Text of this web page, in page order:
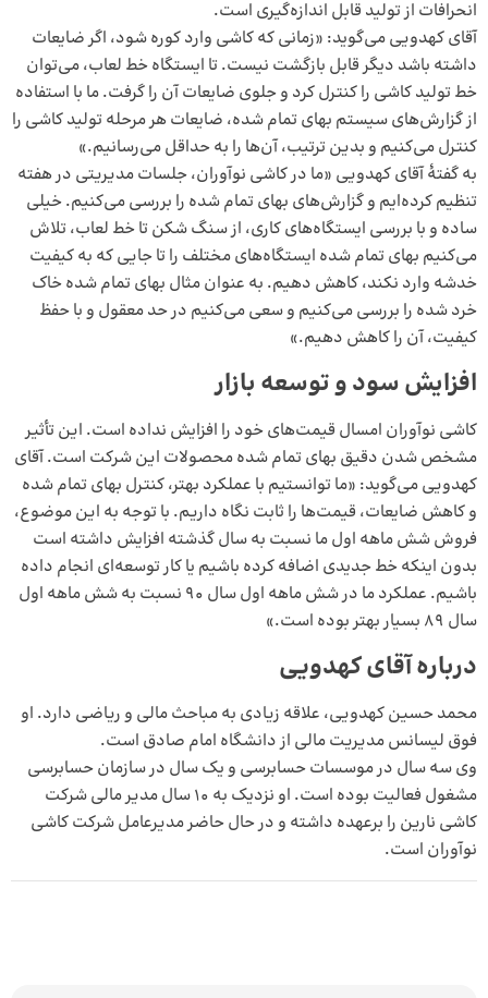
انحرافات از تولید قابل اندازه‌گیری است.
آقای کهدویی می‌گوید: «زمانی که کاشی وارد کوره شود، اگر ضایعات
داشته باشد دیگر قابل بازگشت نیست. تا ایستگاه خط لعاب، می‌توان
خط تولید کاشی را کنترل کرد و جلوی ضایعات آن را گرفت. ما با استفاده
از گزارش‌های سیستم بهای تمام شده، ضایعات هر مرحله تولید کاشی را
کنترل می‌کنیم و بدین ترتیب، آن‌ها را به حداقل می‌رسانیم.»
به گفتهٔ آقای کهدویی «ما در کاشی نوآوران، جلسات مدیریتی در هفته
تنظیم کرده‌ایم و گزارش‌های بهای تمام شده را بررسی می‌کنیم. خیلی
ساده و با بررسی ایستگاه‌های کاری، از سنگ شکن تا خط لعاب، تلاش
می‌کنیم بهای تمام شده ایستگاه‌های مختلف را تا جایی که به کیفیت
خدشه وارد نکند، کاهش دهیم. به عنوان مثال بهای تمام شده خاک
خرد شده را بررسی می‌کنیم و سعی می‌کنیم در حد معقول و با حفظ
کیفیت، آن را کاهش دهیم.»
افزایش سود و توسعه‌ بازار
کاشی نوآوران امسال قیمت‌های خود را افزایش نداده است. این تأثیر
مشخص شدن دقیق بهای تمام شده محصولات این شرکت است. آقای
کهدویی می‌گوید: «ما توانستیم با عملکرد بهتر، کنترل بهای تمام شده
و کاهش ضایعات، قیمت‌ها را ثابت نگاه داریم. با توجه به این موضوع،
فروش شش ماهه اول ما نسبت به سال گذشته افزایش داشته است
بدون اینکه خط جدیدی اضافه کرده باشیم یا کار توسعه‌ای انجام داده
باشیم. عملکرد ما در شش ماهه اول سال ۹۰ نسبت به شش ماهه اول
سال ۸۹ بسیار بهتر بوده است.»
درباره آقای کهدویی
محمد حسین کهدویی، علاقه زیادی به مباحث مالی و ریاضی دارد. او
فوق لیسانس مدیریت مالی از دانشگاه امام صادق است.
وی سه سال در موسسات حسابرسی و یک سال در سازمان حسابرسی
مشغول فعالیت بوده است. او نزدیک به ۱۰ سال مدیر مالی شرکت
کاشی نارین را برعهده داشته و در حال حاضر مدیرعامل شرکت کاشی
نوآوران است.